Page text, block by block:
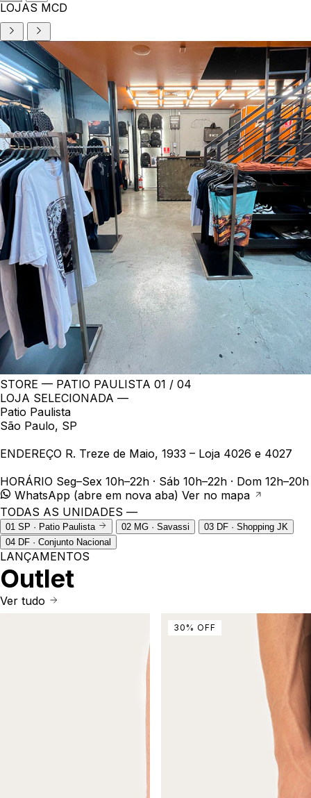
LOJAS MCD
STORE — PATIO PAULISTA 01 / 04
LOJA SELECIONADA —
Patio Paulista
São Paulo, SP
ENDEREÇO R. Treze de Maio, 1933 – Loja 4026 e 4027
HORÁRIO Seg–Sex 10h–22h · Sáb 10h–22h · Dom 12h–20h
WhatsApp (abre em nova aba) Ver no mapa
TODAS AS UNIDADES —
01 SP · Patio Paulista 02 MG · Savassi 03 DF · Shopping JK
04 DF · Conjunto Nacional
LANÇAMENTOS
Outlet
Ver tudo
30 % OFF